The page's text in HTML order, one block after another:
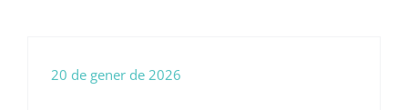
20 de gener de 2026